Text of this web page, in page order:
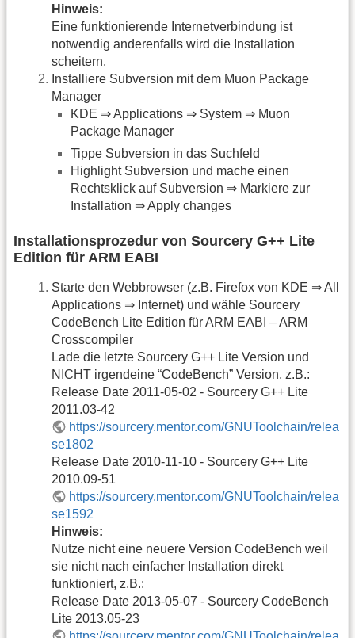
Hinweis:
Eine funktionierende Internetverbindung ist
notwendig anderenfalls wird die Installation
scheitern.
Installiere Subversion mit dem Muon Package
Manager
KDE ⇒ Applications ⇒ System ⇒ Muon
Package Manager
Tippe Subversion in das Suchfeld
Highlight Subversion und mache einen
Rechtsklick auf Subversion ⇒ Markiere zur
Installation ⇒ Apply changes
Installationsprozedur von Sourcery G++ Lite
Edition für ARM EABI
Starte den Webbrowser (z.B. Firefox von KDE ⇒ All
Applications ⇒ Internet) und wähle Sourcery
CodeBench Lite Edition für ARM EABI – ARM
Crosscompiler
Lade die letzte Sourcery G++ Lite Version und
NICHT irgendeine “CodeBench” Version, z.B.:
Release Date 2011-05-02 - Sourcery G++ Lite
2011.03-42
https://sourcery.mentor.com/GNUToolchain/relea
se1802
Release Date 2010-11-10 - Sourcery G++ Lite
2010.09-51
https://sourcery.mentor.com/GNUToolchain/relea
se1592
Hinweis:
Nutze nicht eine neuere Version CodeBench weil
sie nicht nach einfacher Installation direkt
funktioniert, z.B.:
Release Date 2013-05-07 - Sourcery CodeBench
Lite 2013.05-23